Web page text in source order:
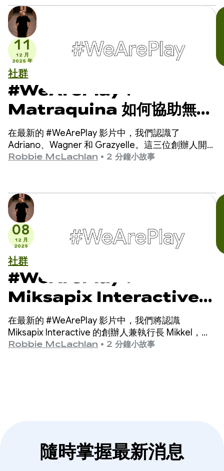
11
12 月
2025 年
社群
#WeArePlay：
Matraquina 如何協助無法
言語的孩子溝通
在最新的 #WeArePlay 影片中，我們認識了
Adriano、Wagner 和 Grazyelle。這三位創辦人開發
的 Matraquinha 應用程式，已協助 80 多個國家/地
Robbie McLachlan • 2 分鐘小故事
08
12 月
2025
社群
#WeArePlay：
Miksapix Interactive
如何將古老的薩米神話帶給全
球玩家
在最新的 #WeArePlay 影片中，我們將認識
Miksapix Interactive 的創辦人兼執行長 Mikkel，一
同慶祝 Google Play 應用程式和遊戲幕後團隊的成
Robbie McLachlan • 2 分鐘小故事
隨時掌握最新消息